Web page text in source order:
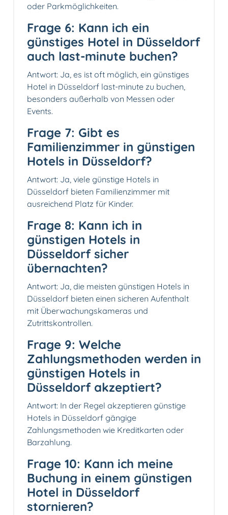
oder Parkmöglichkeiten.
Frage 6: Kann ich ein
günstiges Hotel in Düsseldorf
auch last-minute buchen?
Antwort: Ja, es ist oft möglich, ein günstiges
Hotel in Düsseldorf last-minute zu buchen,
besonders außerhalb von Messen oder
Events.
Frage 7: Gibt es
Familienzimmer in günstigen
Hotels in Düsseldorf?
Antwort: Ja, viele günstige Hotels in
Düsseldorf bieten Familienzimmer mit
ausreichend Platz für Kinder.
Frage 8: Kann ich in
günstigen Hotels in
Düsseldorf sicher
übernachten?
Antwort: Ja, die meisten günstigen Hotels in
Düsseldorf bieten einen sicheren Aufenthalt
mit Überwachungskameras und
Zutrittskontrollen.
Frage 9: Welche
Zahlungsmethoden werden in
günstigen Hotels in
Düsseldorf akzeptiert?
Antwort: In der Regel akzeptieren günstige
Hotels in Düsseldorf gängige
Zahlungsmethoden wie Kreditkarten oder
Barzahlung.
Frage 10: Kann ich meine
Buchung in einem günstigen
Hotel in Düsseldorf
stornieren?